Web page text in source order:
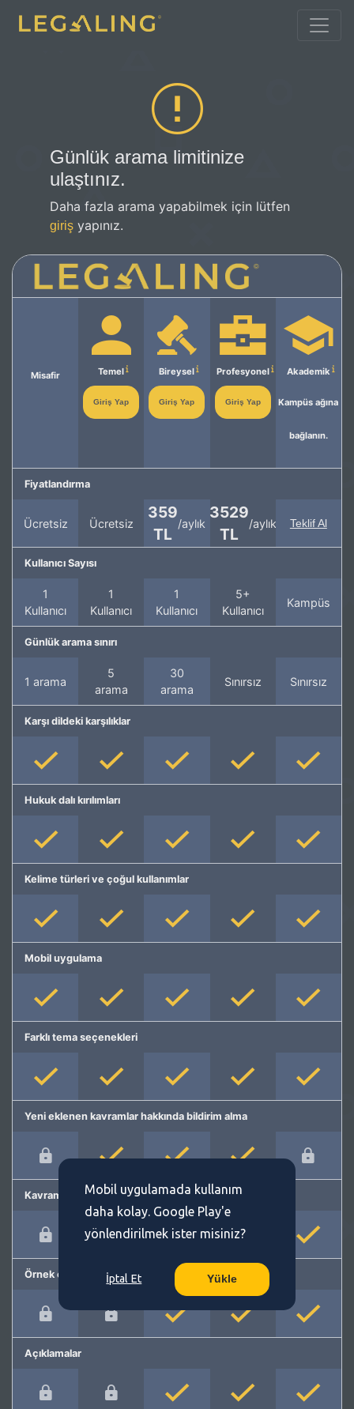
Günlük arama limitinize
ulaştınız.
Daha fazla arama yapabilmek için lütfen
giriş yapınız.
Misafir Temel
Giriş Yap
Bireysel
Giriş Yap
Profesyonel
Giriş Yap
Akademik
Kampüs ağına
bağlanın.
Fiyatlandırma
Ücretsiz Ücretsiz
359
TL
/aylık
3529
TL
/aylık Teklif Al
Kullanıcı Sayısı
1
Kullanıcı
1
Kullanıcı
1
Kullanıcı
5+
Kullanıcı
Kampüs
Günlük arama sınırı
1 arama
5
arama
30
arama
Sınırsız Sınırsız
Karşı dildeki karşılıklar
Hukuk dalı kırılımları
Kelime türleri ve çoğul kullanımlar
Mobil uygulama
Farklı tema seçenekleri
Yeni eklenen kavramlar hakkında bildirim alma
Kavram önerme
Örnek cümleler
Açıklamalar
Mobil uygulamada kullanım
daha kolay. Google Play'e
yönlendirilmek ister misiniz?
İptal Et Yükle